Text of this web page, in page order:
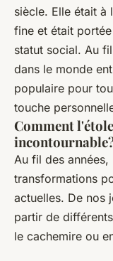
siècle. Elle était
fine et était
statut social. Au
dans le monde
populaire pour
touche
Comment
Au fil des
transformations
actuelles. De nos
partir de
le cachemire ou